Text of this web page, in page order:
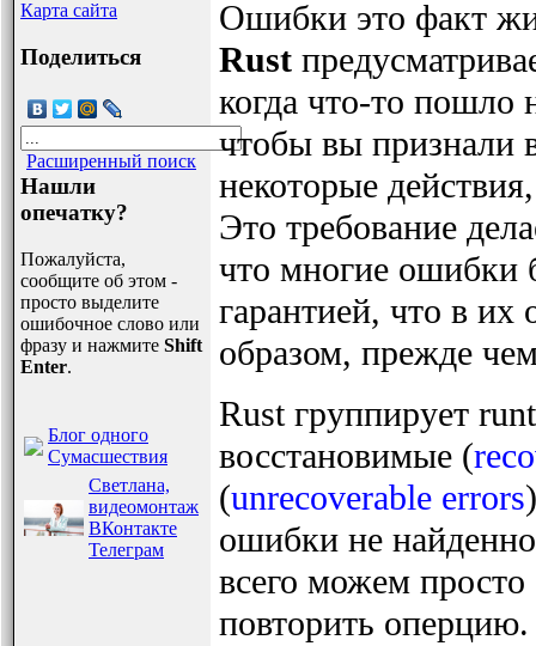
Карта сайта
Поделиться
Расширенный поиск
Нашли
опечатку?
Пожалуйста,
сообщите об этом -
просто выделите
ошибочное слово или
фразу и нажмите Shift
Enter.
Блог одного
Сумасшествия
Светлана,
видеомонтаж
ВКонтакте
Телеграм
Ошибки это факт
Rust
когда что-то пошло
чтобы вы признали
некоторые
Это требование
что многие ошибки
гарантией, что в
образом, прежде
Rust группирует
восстановимые (
(unrecoverable errors
ошибки не
всего можем
повторить